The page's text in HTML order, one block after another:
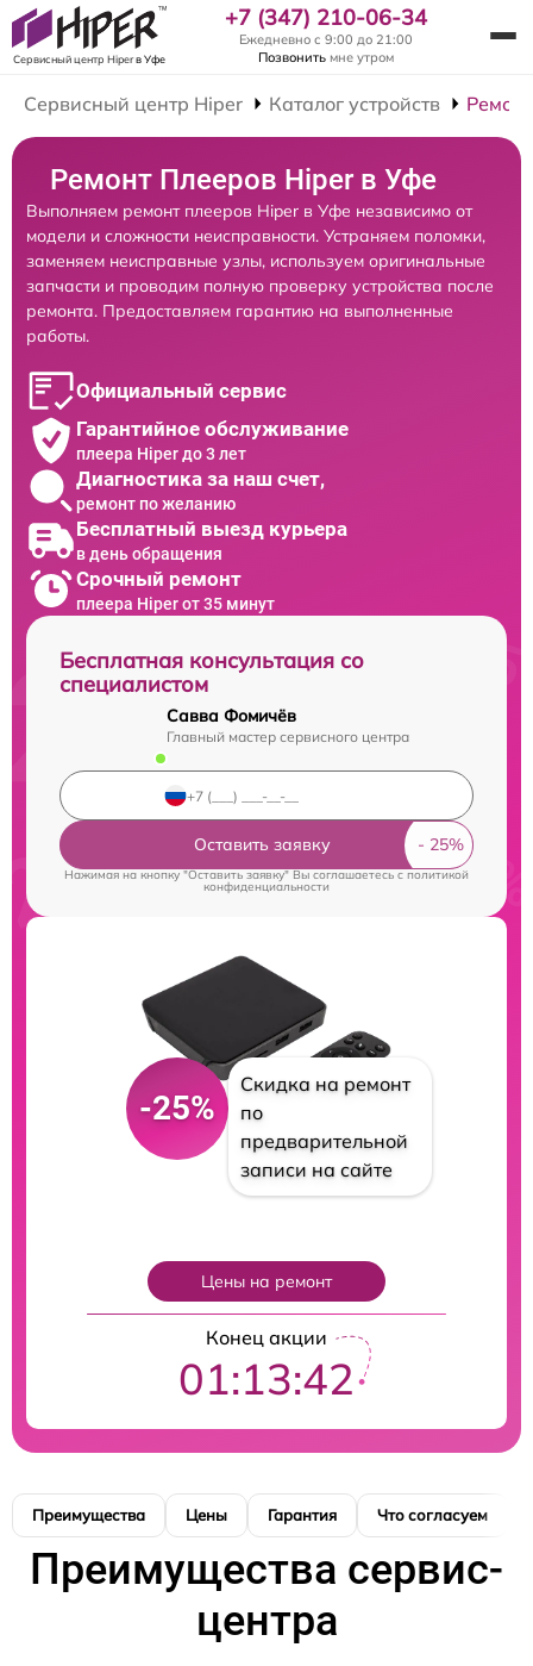
Сервисный центр Hiperв Уфе
+7 (347) 210-06-34
Ежедневно с 9:00 до 21:00
Позвонить мне утром
Сервисный центр Hiper Каталог устройств
Ремонт Плееров Hiper в Уфе
Выполняем ремонт плееров Hiper в Уфе независимо от
модели и сложности неисправности. Устраняем поломки,
заменяем неисправные узлы, используем оригинальные
запчасти и проводим полную проверку устройства после
ремонта. Предоставляем гарантию на выполненные
работы.
Официальный сервис
Гарантийное обслуживание
плеера Hiper до 3 лет
Диагностика за наш счет,
ремонт по желанию
Бесплатный выезд курьера
в день обращения
Срочный ремонт
плеера Hiper от 35 минут
Бесплатная консультация со
специалистом
Савва Фомичёв
Главный мастер сервисного центра
Оставить заявку
Нажимая на кнопку "Оставить заявку" Вы соглашаетесь cполитикой
конфиденциальности
-25%
Скидка на ремонт
по
предварительной
записи на сайте
Цены на ремонт
Конец акции
01:13:40
Преимущества Цены Гарантия Что согласуем
Преимущества сервис-
центра